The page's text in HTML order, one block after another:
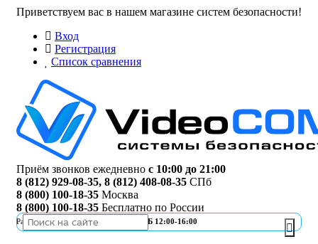
Приветствуем вас в нашем магазине систем безопасности!
Вход
Регистрация
Список сравнения
Приём звонков ежедневно с 10:00 до 21:00
8 (812) 929-08-35, 8 (812) 408-08-35 СПб
8 (800) 100-18-35 Москва
8 (800) 100-18-35 Бесплатно по России
Работа офисаПН-ПТ 10:00-19:00 | СБ 12:00-16:00